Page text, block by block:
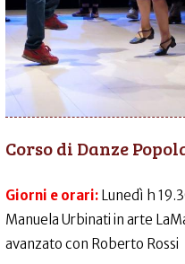
Corso di Danze
Giorni e orari: Lunedì h
Manuela Urbinati in arte
avanzato con Roberto Rossi